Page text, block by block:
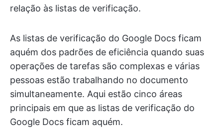
relação às listas de verificação.
As listas de verificação do Google Docs ficam
aquém dos padrões de eficiência quando suas
operações de tarefas são complexas e várias
pessoas estão trabalhando no documento
simultaneamente. Aqui estão cinco áreas
principais em que as listas de verificação do
Google Docs ficam aquém.